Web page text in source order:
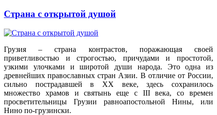
Страна с открытой душой
Грузия – страна контрастов, поражающая своей
приветливостью и строгостью, причудами и простотой,
узкими улочками и широтой души народа. Это одна из
древнейших православных стран Азии. В отличие от России,
сильно пострадавшей в XX веке, здесь сохранилось
множество храмов и святынь еще с III века, со времен
просветительницы Грузии равноапостольной Нины, или
Нино по-грузински.